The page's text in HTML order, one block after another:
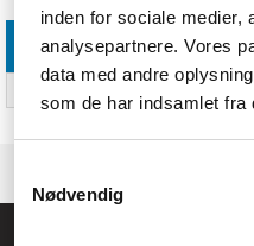
inden for sociale medier,
analysepartnere. Vores
data med andre
som de har indsamlet fra
Nødvendig
Andre funktioner